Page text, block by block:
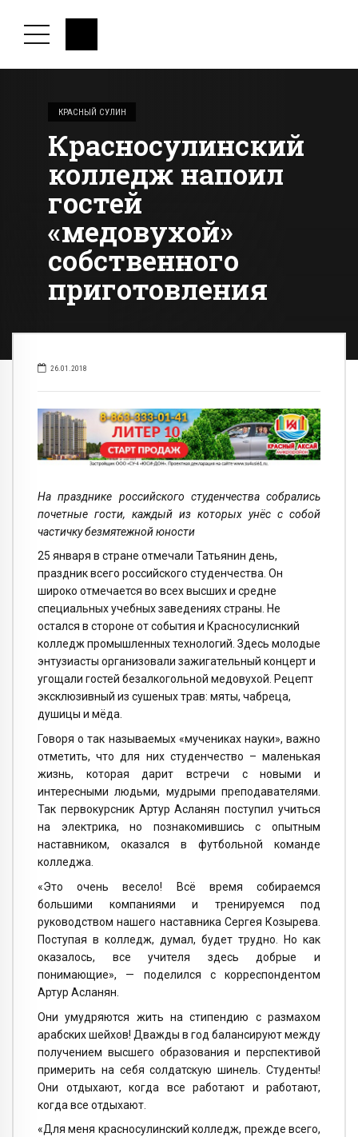
КРАСНЫЙ СУЛИН
Красносулинский
колледж напоил
гостей
«медовухой»
собственного
приготовления
26.01.2018
На празднике российского студенчества собрались
почетные гости, каждый из которых унёс с собой
частичку безмятежной юности
25 января в стране отмечали Татьянин день,
праздник всего российского студенчества. Он
широко отмечается во всех высших и средне
специальных учебных заведениях страны. Не
остался в стороне от события и Красносулиснкий
колледж промышленных технологий. Здесь молодые
энтузиасты организовали зажигательный концерт и
угощали гостей безалкогольной медовухой. Рецепт
эксклюзивный из сушеных трав: мяты, чабреца,
душицы и мёда.
Говоря о так называемых «мучениках науки», важно
отметить, что для них студенчество – маленькая
жизнь, которая дарит встречи с новыми и
интересными людьми, мудрыми преподавателями.
Так первокурсник Артур Асланян поступил учиться
на электрика, но познакомившись с опытным
наставником, оказался в футбольной команде
колледжа.
«Это очень весело! Всё время собираемся
большими компаниями и тренируемся под
руководством нашего наставника Сергея Козырева.
Поступая в колледж, думал, будет трудно. Но как
оказалось, все учителя здесь добрые и
понимающие», — поделился с корреспондентом
Артур Асланян.
Они умудряются жить на стипендию с размахом
арабских шейхов! Дважды в год балансируют между
получением высшего образования и перспективой
примерить на себя солдатскую шинель. Студенты!
Они отдыхают, когда все работают и работают,
когда все отдыхают.
«Для меня красносулинский колледж, прежде всего,